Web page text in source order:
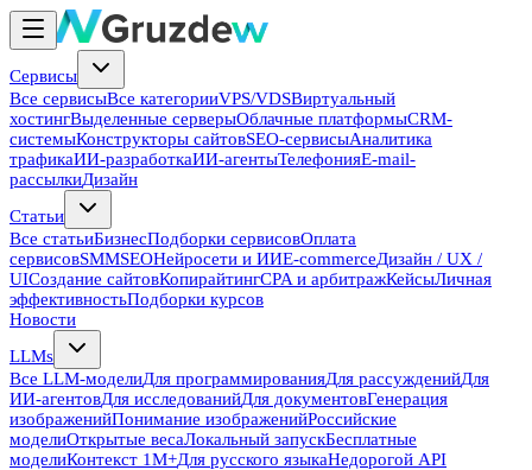
Сервисы
Все сервисыВсе категорииVPS/VDSВиртуальный
хостингВыделенные серверыОблачные платформыCRM-
системыКонструкторы сайтовSEO-сервисыАналитика
трафикаИИ-разработкаИИ-агентыТелефонияE-mail-
рассылкиДизайн
Статьи
Все статьиБизнесПодборки сервисовОплата
сервисовSMMSEOНейросети и ИИE-commerceДизайн / UX /
UIСоздание сайтовКопирайтингCPA и арбитражКейсыЛичная
эффективностьПодборки курсов
Новости
LLMs
Все LLM-моделиДля программированияДля рассужденийДля
ИИ-агентовДля исследованийДля документовГенерация
изображенийПонимание изображенийРоссийские
моделиОткрытые весаЛокальный запускБесплатные
моделиКонтекст 1M+Для русского языкаНедорогой API